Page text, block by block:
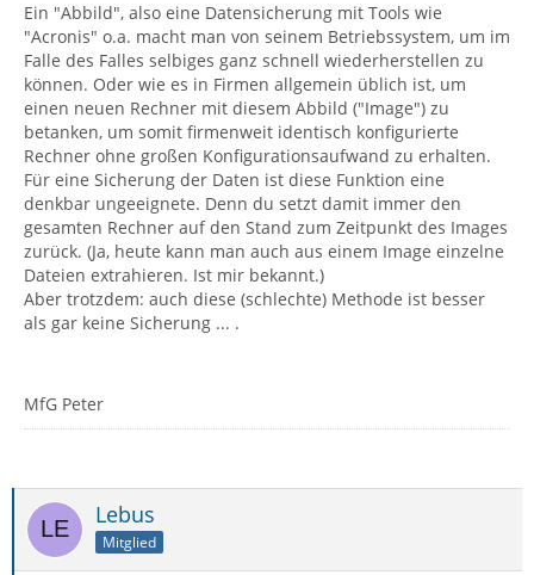
Ein "Abbild", also eine Datensicherung mit Tools wie
"Acronis" o.a. macht man von seinem Betriebssystem, um im
Falle des Falles selbiges ganz schnell wiederherstellen zu
können. Oder wie es in Firmen allgemein üblich ist, um
einen neuen Rechner mit diesem Abbild ("Image") zu
betanken, um somit firmenweit identisch konfigurierte
Rechner ohne großen Konfigurationsaufwand zu erhalten.
Für eine Sicherung der Daten ist diese Funktion eine
denkbar ungeeignete. Denn du setzt damit immer den
gesamten Rechner auf den Stand zum Zeitpunkt des Images
zurück. (Ja, heute kann man auch aus einem Image einzelne
Dateien extrahieren. Ist mir bekannt.)
Aber trotzdem: auch diese (schlechte) Methode ist besser
als gar keine Sicherung ... .
MfG Peter
Lebus
Mitglied